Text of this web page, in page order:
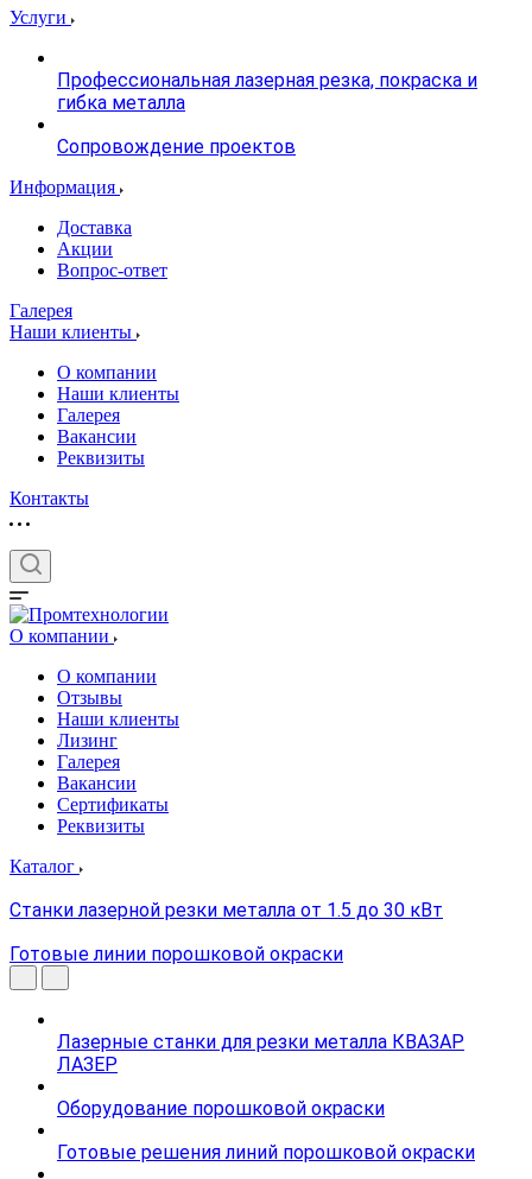
Услуги
Профессиональная лазерная резка, покраска и
гибка металла
Сопровождение проектов
Информация
Доставка
Акции
Вопрос-ответ
Галерея
Наши клиенты
О компании
Наши клиенты
Галерея
Вакансии
Реквизиты
Контакты
О компании
О компании
Отзывы
Наши клиенты
Лизинг
Галерея
Вакансии
Сертификаты
Реквизиты
Каталог
Станки лазерной резки металла от 1.5 до 30 кВт
Готовые линии порошковой окраски
Лазерные станки для резки металла КВАЗАР
ЛАЗЕР
Оборудование порошковой окраски
Готовые решения линий порошковой окраски